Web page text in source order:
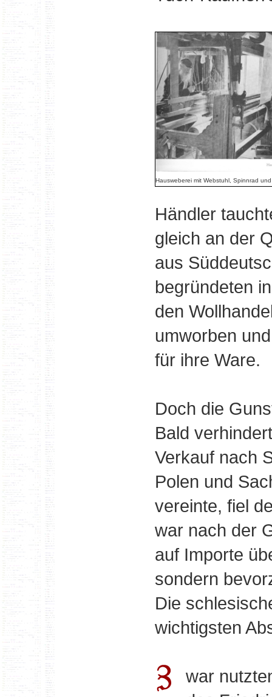
Hausweberei mit Webstuhl, Spinnrad
Händler
gleich an der
aus
begründeten
den
umworben
für ihre Ware.
Doch die
Bald
Verkauf nach
Polen und
vereinte, fiel
war nach der
auf Importe
sondern
Die
wichtigsten
war